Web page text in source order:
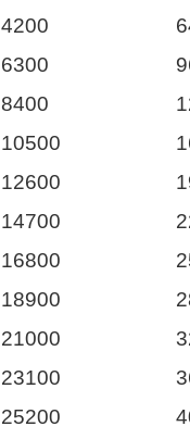
4200
6300
8400
10500
12600
14700
16800
18900
21000
23100
25200